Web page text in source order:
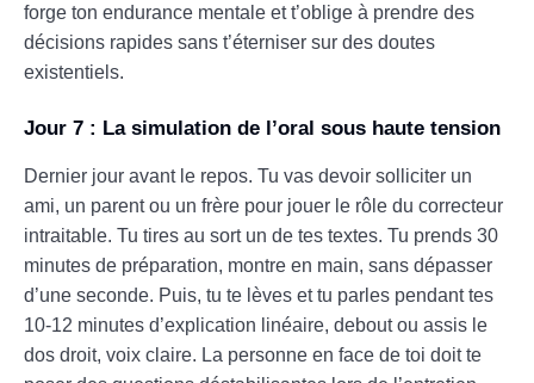
forge ton endurance mentale et t’oblige à prendre des
décisions rapides sans t’éterniser sur des doutes
existentiels.
Jour 7 : La simulation de l’oral sous haute tension
Dernier jour avant le repos. Tu vas devoir solliciter un
ami, un parent ou un frère pour jouer le rôle du correcteur
intraitable. Tu tires au sort un de tes textes. Tu prends 30
minutes de préparation, montre en main, sans dépasser
d’une seconde. Puis, tu te lèves et tu parles pendant tes
10-12 minutes d’explication linéaire, debout ou assis le
dos droit, voix claire. La personne en face de toi doit te